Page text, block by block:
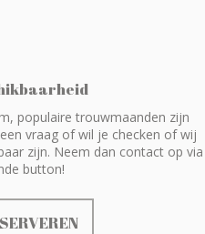
populaire trouwmaanden zijn
vraag of wil je checken of wij
zijn. Neem dan contact op via
button!